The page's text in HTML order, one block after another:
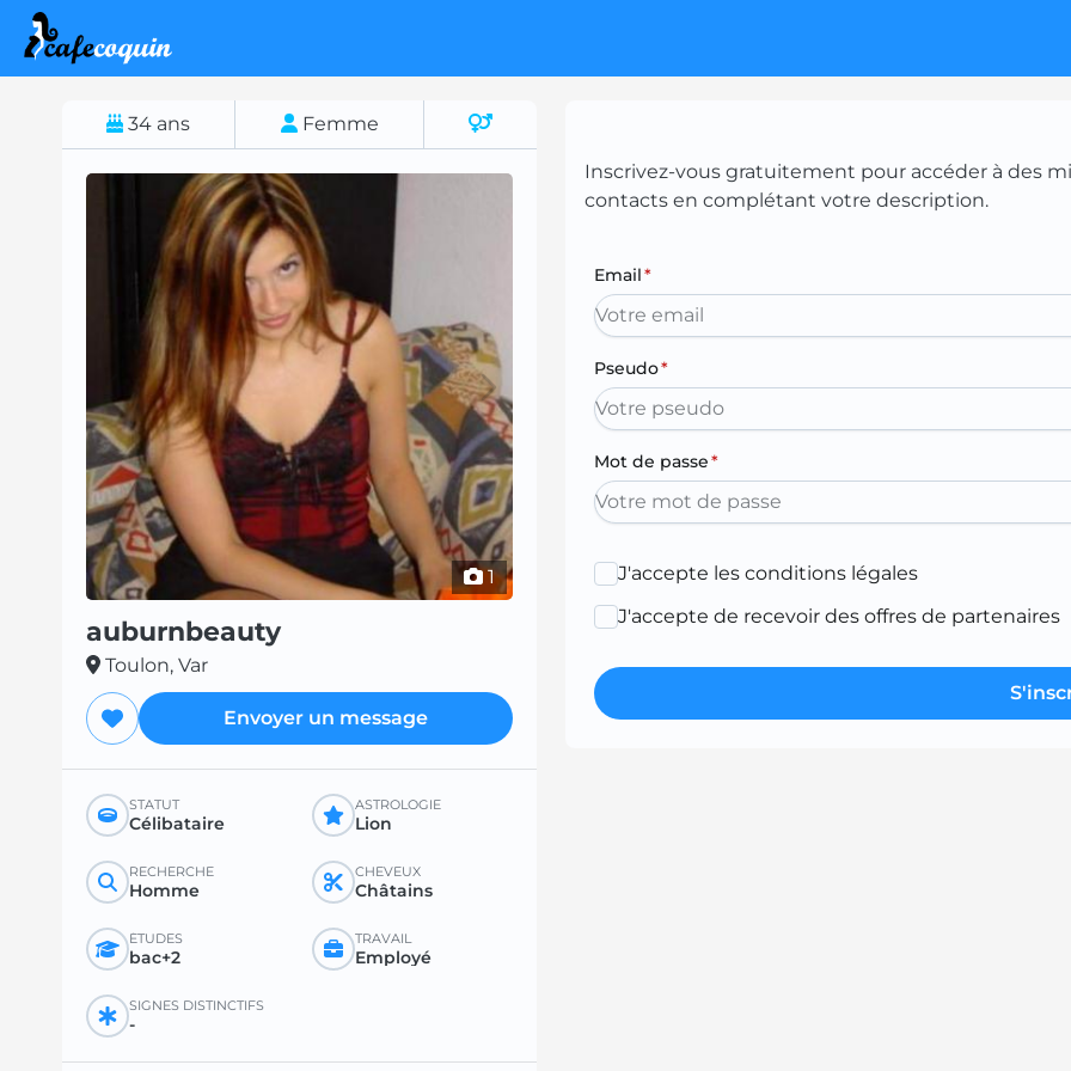
34 ans Femme
1
auburnbeauty
Toulon, Var
Envoyer un message
STATUT
Célibataire
ASTROLOGIE
Lion
RECHERCHE
Homme
CHEVEUX
Châtains
ÉTUDES
bac+2
TRAVAIL
Employé
SIGNES DISTINCTIFS
-
Inscrivez-vous gratuitement pour accéder à des
contacts en complétant votre description.
Email*
Pseudo*
Mot de passe*
J'accepte les conditions légales
J'accepte de recevoir des offres de partenaires